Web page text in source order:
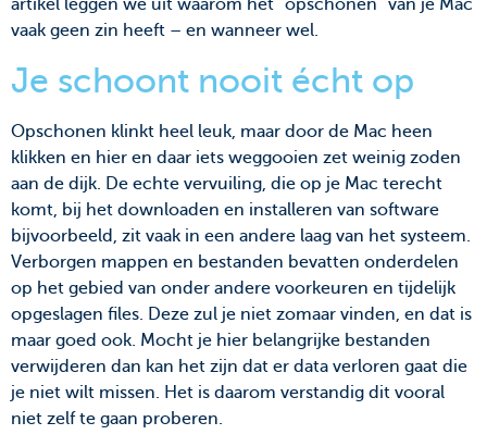
artikel leggen we uit waarom het “opschonen” van je Mac
vaak geen zin heeft – en wanneer wel.
Je schoont nooit écht op
Opschonen klinkt heel leuk, maar door de Mac heen
klikken en hier en daar iets weggooien zet weinig zoden
aan de dijk. De echte vervuiling, die op je Mac terecht
komt, bij het downloaden en installeren van software
bijvoorbeeld, zit vaak in een andere laag van het systeem.
Verborgen mappen en bestanden bevatten onderdelen
op het gebied van onder andere voorkeuren en tijdelijk
opgeslagen files. Deze zul je niet zomaar vinden, en dat is
maar goed ook. Mocht je hier belangrijke bestanden
verwijderen dan kan het zijn dat er data verloren gaat die
je niet wilt missen. Het is daarom verstandig dit vooral
niet zelf te gaan proberen.